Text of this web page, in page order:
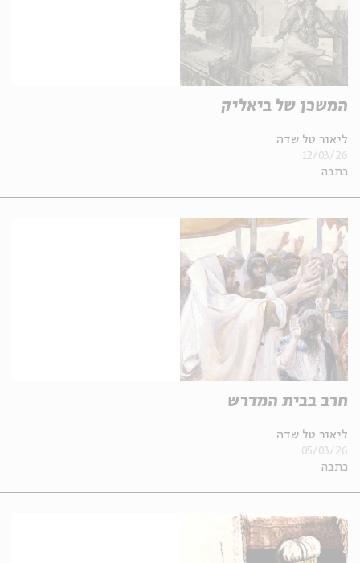
המשכן של ביאליק
ליאור טל שדה
כתבה
12/03/26
חרב בבית המדרש
ליאור טל שדה
כתבה
05/03/26